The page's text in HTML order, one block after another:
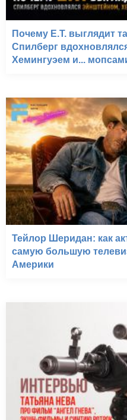
Почему E.T. выглядит
Спилберг
Хемингуэем и...
Тейлор Шеридан: как
самую большую
Америки